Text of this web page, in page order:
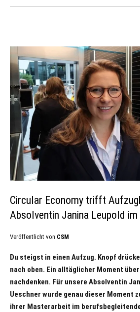
Circular Economy trifft
Absolventin Janina Leupold
Veröffentlicht von CSM
Du steigst in einen Aufzug. Knopf
nach oben. Ein alltäglicher Moment
nachdenken. Für unsere Absolventin
Ueschner wurde genau dieser Moment
ihrer Masterarbeit im